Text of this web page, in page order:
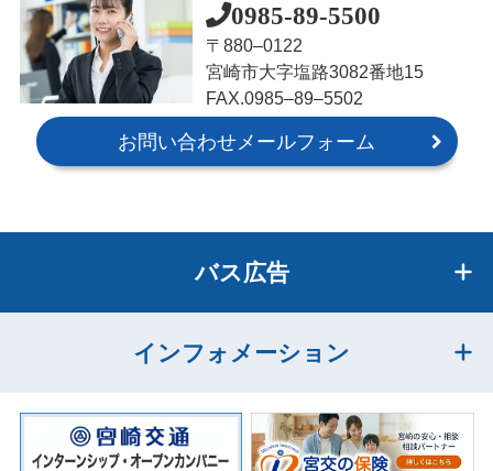
0985-89-5500
〒880‒0122
宮崎市大字塩路3082番地15
FAX.0985‒89‒5502
お問い合わせメールフォーム
バス広告
インフォメーション